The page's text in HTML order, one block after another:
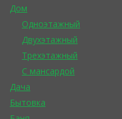
Дом
Одноэтажный
Двухэтажный
Трехэтажный
С мансардой
Дача
Бытовка